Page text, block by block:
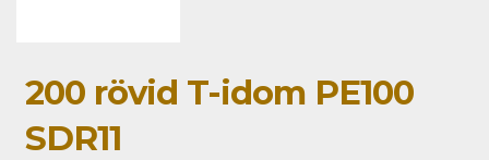
200 rövid T-idom PE100
SDR11